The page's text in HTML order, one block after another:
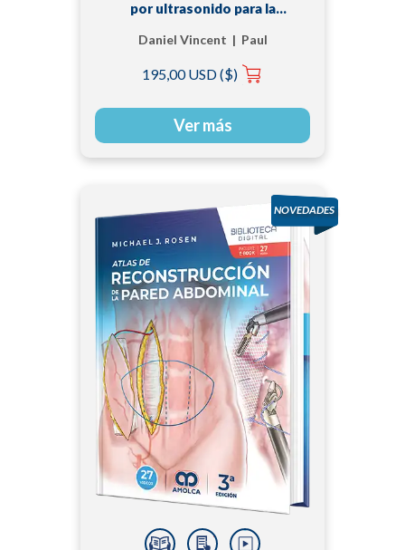
por ultrasonido para la
Daniel Vincent | Paul
195,00 USD ($)
Ver más